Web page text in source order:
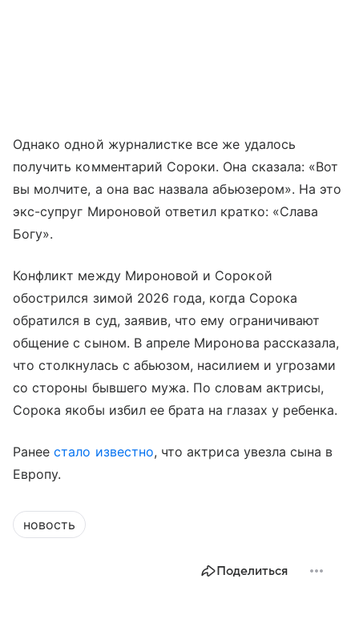
Однако одной журналистке все же удалось
получить комментарий Сороки. Она сказала: «Вот
вы молчите, а она вас назвала абьюзером». На это
экс-супруг Мироновой ответил кратко: «Слава
Богу».
Конфликт между Мироновой и Сорокой
обострился зимой 2026 года, когда Сорока
обратился в суд, заявив, что ему ограничивают
общение с сыном. В апреле Миронова рассказала,
что столкнулась с абьюзом, насилием и угрозами
со стороны бывшего мужа. По словам актрисы,
Сорока якобы избил ее брата на глазах у ребенка.
Ранеестало известно, что актриса увезла сына в
Европу.
новость
Поделиться